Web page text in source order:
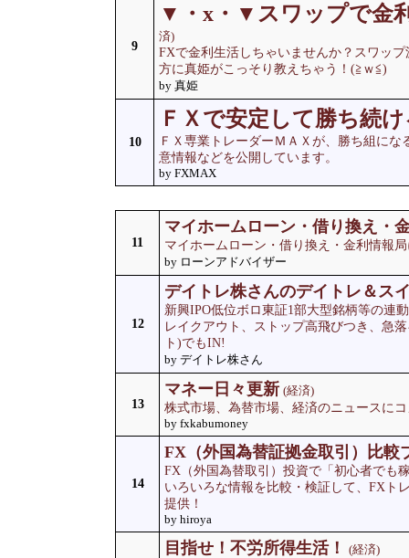
9
▼・x・▼スワップで金
済)
FXで金利生活しちゃいませんか？スワッ
方に真姫がこっそり教えちゃう！(≧ｗ≦)
by 真姫
10
ＦＸで安定して勝ち続
ＦＸ専業トレーダーＭＡＸが、勝ち組に
意情報などを公開しています。
by FXMAX
11
マイホームローン・借り換え・
マイホームローン・借り換え・金利情報
by ローンアドバイザー
12
デイトレ株さんのデイトレ＆ス
新興IPO低位ボロ東証1部大型銘柄等の連
レイクアウト、ストップ高飛びつき、急
ト)でもIN!
by デイトレ株さん
13
マネー日々更新 (経済)
株式市場、為替市場、経済のニュースに
by fxkabumoney
14
FX（外国為替証拠金取引）比較
FX（外国為替取引）投資で「初心者でも
いろいろな情報を比較・検証して、FXト
提供！
by hiroya
目指せ！不労所得生活！
(経済)